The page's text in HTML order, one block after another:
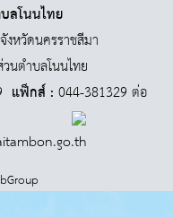
ลโนนไทย
งหวัดนครราชสีมา
นตำบลโนนไทย
แฟ็กส์ : 044-381329 ต่อ